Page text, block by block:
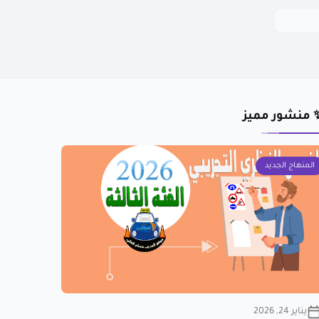
منشور مميز
المنهاج الجديد
يناير 24, 2026